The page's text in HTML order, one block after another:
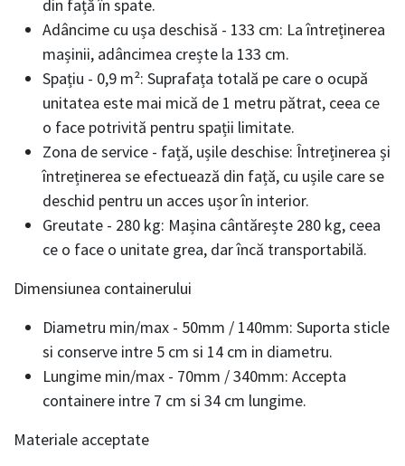
din față în spate.
Adâncime cu ușa deschisă - 133 cm: La întreținerea
mașinii, adâncimea crește la 133 cm.
Spațiu - 0,9 m²: Suprafața totală pe care o ocupă
unitatea este mai mică de 1 metru pătrat, ceea ce
o face potrivită pentru spații limitate.
Zona de service - față, ușile deschise: Întreținerea și
întreținerea se efectuează din față, cu ușile care se
deschid pentru un acces ușor în interior.
Greutate - 280 kg: Mașina cântărește 280 kg, ceea
ce o face o unitate grea, dar încă transportabilă.
Dimensiunea containerului
Diametru min/max - 50mm / 140mm: Suporta sticle
si conserve intre 5 cm si 14 cm in diametru.
Lungime min/max - 70mm / 340mm: Accepta
containere intre 7 cm si 34 cm lungime.
Materiale acceptate